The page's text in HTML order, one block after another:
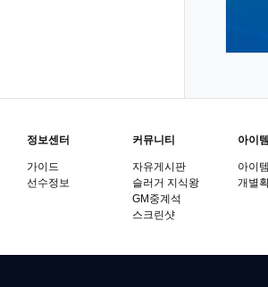
정보센터
가이드
선수정보
커뮤니티
자유게시판
슬러거 지식왕
GM중계석
스크린샷
아이
아이
개별